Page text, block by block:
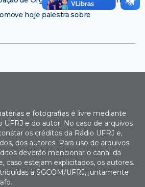
hoje palestra sobre
e fotografias é livre mediante
UFRJ e do autor. No caso de arquivos
os créditos da Rádio UFRJ e,
dos autores. Para uso de arquivos
deverão mencionar o canal da
caso estejam explicitados, os autores.
à SGCOM/UFRJ, juntamente